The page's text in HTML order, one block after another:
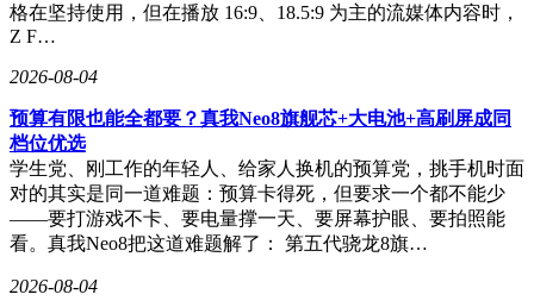
综合多方反馈，iOS 26.5 RC在保持系统稳定性的基础上，针
对前代版本的痛点进行了精准优化。特别推荐iPhone 14及以上
机型用户升级，建议升级后适应3-5天以获得最佳体验。有资
心的中间版本。"
格在坚持使用，但在播放 16:9、18.5:9 为主的流媒体内容时，
Z F…
2026-08-04
预算有限也能全都要？真我Neo8旗舰芯+大电池+高刷屏成同
档位优选
学生党、刚工作的年轻人、给家人换机的预算党，挑手机时面
对的其实是同一道难题：预算卡得死，但要求一个都不能少
——要打游戏不卡、要电量撑一天、要屏幕护眼、要拍照能
看。真我Neo8把这道难题解了： 第五代骁龙8旗…
2026-08-04